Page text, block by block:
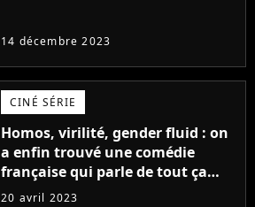
14 décembre 2023
CINÉ SÉRIE
Homos, virilité, gender fluid : on
a enfin trouvé une comédie
française qui parle de tout ça
sans être super ringarde
20 avril 2023